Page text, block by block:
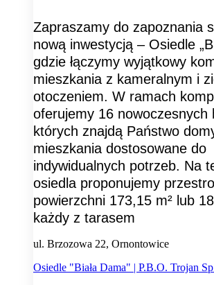
Zapraszamy do zapoznania
nową inwestycją – Osiedle
gdzie łączymy wyjątkowy
mieszkania z kameralnym i
otoczeniem. W ramach
oferujemy 16 nowoczesnych
których znajdą Państwo
mieszkania dostosowane do
indywidualnych potrzeb. Na
osiedla proponujemy
powierzchni 173,15 m² lub
każdy z tarasem
ul. Brzozowa 22, Ornontowice
Osiedle "Biała Dama" | P.B.O. Trojan